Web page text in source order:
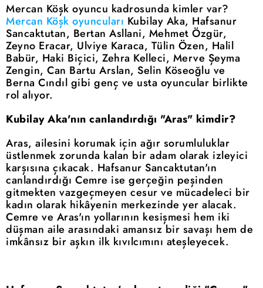
Mercan Köşk oyuncu kadrosunda kimler var?
Mercan Köşk oyuncuları Kubilay Aka, Hafsanur
Sancaktutan, Bertan Asllani, Mehmet Özgür,
Zeyno Eracar, Ulviye Karaca, Tülin Özen, Halil
Babür, Haki Biçici, Zehra Kelleci, Merve Şeyma
Zengin, Can Bartu Arslan, Selin Köseoğlu ve
Berna Cındıl gibi genç ve usta oyuncular birlikte
rol alıyor.
Kubilay Aka'nın canlandırdığı "Aras" kimdir?
Aras, ailesini korumak için ağır sorumluluklar
üstlenmek zorunda kalan bir adam olarak izleyici
karşısına çıkacak. Hafsanur Sancaktutan'ın
canlandırdığı Cemre ise gerçeğin peşinden
gitmekten vazgeçmeyen cesur ve mücadeleci bir
kadın olarak hikâyenin merkezinde yer alacak.
Cemre ve Aras'ın yollarının kesişmesi hem iki
düşman aile arasındaki amansız bir savaşı hem de
imkânsız bir aşkın ilk kıvılcımını ateşleyecek.